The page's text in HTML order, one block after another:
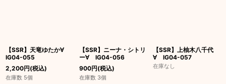
【SSR】天竜ゆたか∀
IG04-055
2,200円(税込)
在庫数 5個
【SSR】ニーナ・シトリ
ー∀ IG04-056
900円(税込)
在庫数 3個
【SSR】上柚木八千代
∀ IG04-057
在庫なし